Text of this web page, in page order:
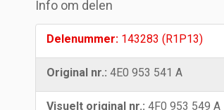
Info om delen
Delenummer: 143283 (R1P13)
Original nr.: 4E0 953 541 A
Visuelt original nr.: 4F0 953 549 A